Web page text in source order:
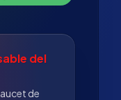
del
de